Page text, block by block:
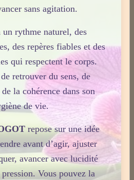
se réorganise, se
du lendemain.
savent réellement ce qui
silencieuse.
5
sans agitation.
un rythme naturel, des
des repères fiables et des
qui respectent le corps.
retrouver du sens, de
la cohérence dans son
de vie.
repose sur une idée
avant d’agir, ajuster
avancer avec lucidité
Vous pouvez la